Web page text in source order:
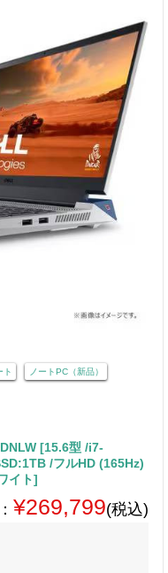
ト ノートPC（新品）
[15.6型 /i7-
/フルHD (165Hz)
イト]
¥269,799(税込)